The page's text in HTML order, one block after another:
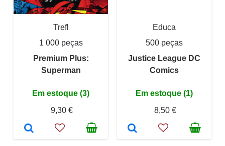
Trefl
1 000 peças
Premium Plus:
Superman
Em estoque (3)
9,30 €
Educa
500 peças
Justice League DC
Comics
Em estoque (1)
8,50 €